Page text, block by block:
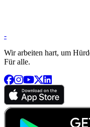
-
Wir arbeiten hart, um
Für alle.